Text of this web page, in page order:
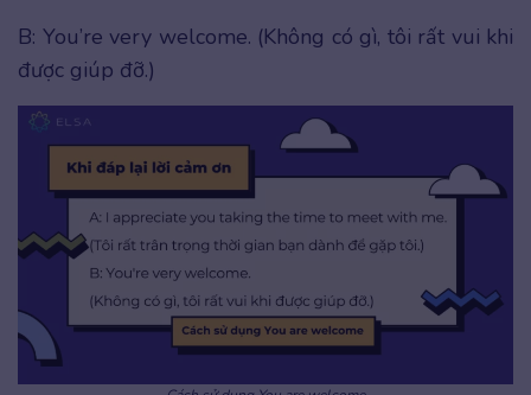
B: You’re very welcome. (Không có gì, tôi rất vui khi
được giúp đỡ.)